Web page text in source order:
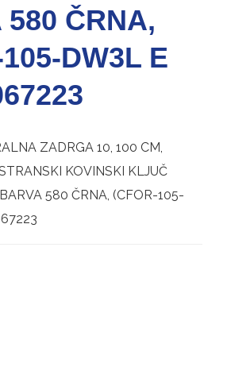
580 ČRNA,
DW3L E
ZADRGA 10, 100 CM,
KOVINSKI KLJUČ
580 ČRNA, (CFOR-105-